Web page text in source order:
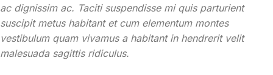
ac dignissim ac. Taciti suspendisse mi quis parturient
suscipit metus habitant et cum elementum montes
vestibulum quam vivamus a habitant in hendrerit velit
malesuada sagittis ridiculus.